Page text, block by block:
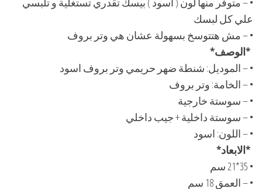
علي كل لبسك
• – مش هتتوسخ بسهولة عشان هي وتر بروف
*الوصف*
• – الموديل: شنطة ضهر حريمي وتر بروف اسود
• – الخامة: وتر بروف
• – سوستة خارجية
• – سوستة داخلية + جيب داخلي
• – اللون: اسود
*الابعاد*
• 35*21 سم
• – العمق 18 سم